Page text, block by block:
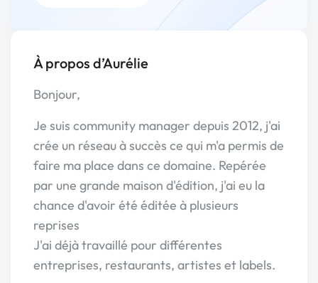
À propos d’Aurélie
Bonjour,
Je suis community manager depuis 2012, j'ai
crée un réseau à succès ce qui m'a permis de
faire ma place dans ce domaine. Repérée
par une grande maison d'édition, j'ai eu la
chance d'avoir été éditée à plusieurs
reprises
J'ai déjà travaillé pour différentes
entreprises, restaurants, artistes et labels.